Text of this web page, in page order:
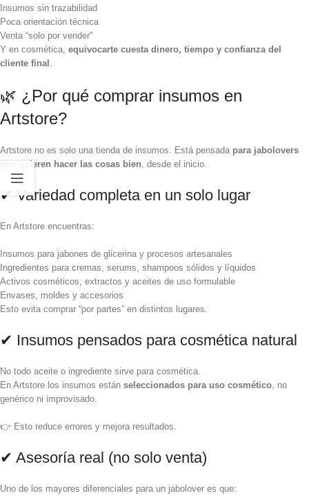
Insumos sin trazabilidad
Poca orientación técnica
Venta “solo por vender”
Y en cosmética, equivocarte cuesta dinero, tiempo y confianza del
cliente final
🌿 ¿Por qué comprar insumos en
Artstore?
Artstore no es solo una tienda de insumos. Está pensada para jabolovers
que quieren hacer las cosas bien , desde el inicio.
✔ Variedad completa en un solo lugar
En Artstore encuentras:
Insumos para jabones de glicerina y procesos artesanales
Ingredientes para cremas, serums, shampoos sólidos y líquidos
Activos cosméticos, extractos y aceites de uso formulable
Envases, moldes y accesorios
Esto evita comprar “por partes” en distintos lugares.
✔ Insumos pensados para cosmética natural
No todo aceite o ingrediente sirve para cosmética.
En Artstore los insumos están seleccionados para uso cosmético , no
genérico ni improvisado.
👉 Esto reduce errores y mejora resultados.
✔ Asesoría real (no solo venta)
Uno de los mayores diferenciales para un jabolover es que: